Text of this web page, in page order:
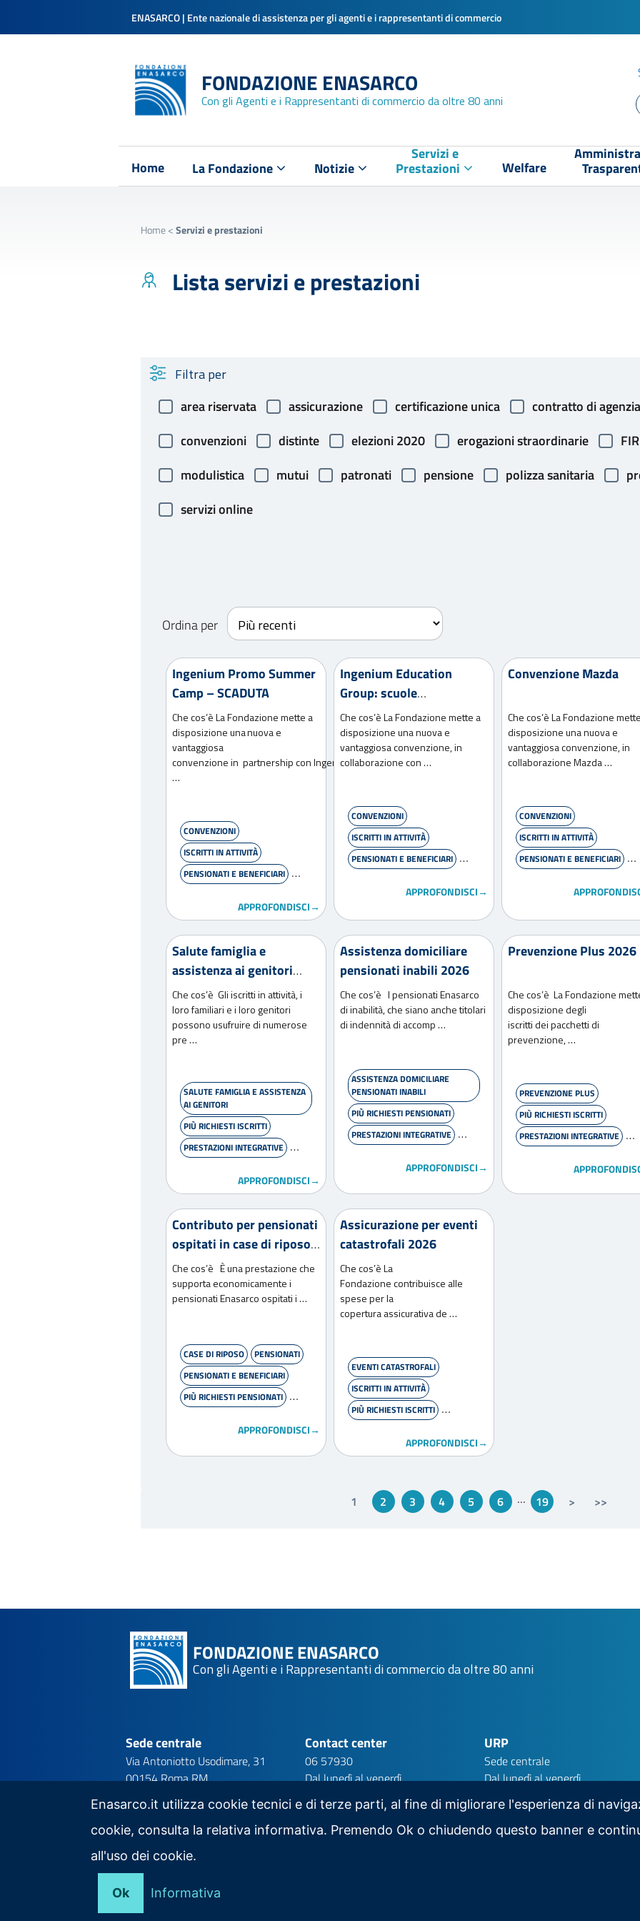
ENASARCO | Ente nazionale di assistenza per gli agenti e i rappresentanti di commercio
FONDAZIONE ENASARCO
Con gli Agenti e i Rappresentanti di commercio da oltre 80 anni
Home La Fondazione Notizie
Servizi e
Prestazioni Welfare
Home<Servizi e prestazioni
Lista servizi e prestazioni
Filtra per
area riservata
assicurazione certificazione unica contratto di agenzia
convenzioni
distinte elezioni 2020 erogazioni straordinarie
modulistica
mutui patronati pensione polizza sanitaria
servizi online
Ordina per
Ingenium Promo Summer
Camp – SCADUTA
Che cos’è La Fondazione mette a
disposizione una nuova e
vantaggiosa
convenzione in partnership con Ingenium
…
CONVENZIONI
ISCRITTI IN ATTIVITÀ
PENSIONATI E BENEFICIARI
WELFARE
APPROFONDISCI→
Ingenium Education
Group: scuole
internazionali a Roma e
Ferrara
Che cos’è La Fondazione mette a
disposizione una nuova e
vantaggiosa convenzione, in
collaborazione con …
CONVENZIONI
ISCRITTI IN ATTIVITÀ
PENSIONATI E BENEFICIARI
APPROFONDISCI→
Convenzione Mazda
Che cos’è La Fondazione
disposizione una nuova e
vantaggiosa convenzione, in
collaborazione Mazda …
CONVENZIONI
ISCRITTI IN ATTIVITÀ
PENSIONATI E BENEFICIARI
Salute famiglia e
assistenza ai genitori
2026
Che cos’è Gli iscritti in attività, i
loro familiari e i loro genitori
possono usufruire di numerose
pre …
SALUTE FAMIGLIA E ASSISTENZA
AI GENITORI
PIÙ RICHIESTI ISCRITTI
PRESTAZIONI INTEGRATIVE
APPROFONDISCI→
Assistenza domiciliare
pensionati inabili 2026
Che cos’è I pensionati Enasarco
di inabilità, che siano anche titolari
di indennità di accomp …
ASSISTENZA DOMICILIARE
PENSIONATI INABILI
PIÙ RICHIESTI PENSIONATI
PRESTAZIONI INTEGRATIVE
APPROFONDISCI→
Prevenzione Plus 2026
Che cos’è La Fondazione
disposizione degli
iscritti dei pacchetti di
prevenzione, …
PREVENZIONE PLUS
PIÙ RICHIESTI ISCRITTI
PRESTAZIONI INTEGRATIVE
Contributo per pensionati
ospitati in case di riposo
2026
Che cos’è È una prestazione che
supporta economicamente i
pensionati Enasarco ospitati i …
CASE DI RIPOSO
PENSIONATI
PENSIONATI E BENEFICIARI
PIÙ RICHIESTI PENSIONATI
WELFARE
APPROFONDISCI→
Assicurazione per eventi
catastrofali 2026
Che cos’è La
Fondazione contribuisce alle
spese per la
copertura assicurativa de …
EVENTI CATASTROFALI
ISCRITTI IN ATTIVITÀ
PIÙ RICHIESTI ISCRITTI
APPROFONDISCI→
1 2 3 4 5 6 ... 19 > >>
FONDAZIONE ENASARCO
Con gli Agenti e i Rappresentanti di commercio da oltre 80 anni
Sede centrale
Via Antoniotto Usodimare, 31
00154 Roma RM
Contact center
06 57930
Dal lunedì al venerdì
08:30 - 19:00
URP
Sede centrale
Dal lunedì al venerdì
9:30 - 12:30
Seguici su
Enasarco.it utilizza cookie tecnici e di terze parti, al fine di migliorare l'esperienza di
cookie, consulta la relativa informativa. Premendo Ok o chiudendo questo banner e
all'uso dei cookie.
Ok Informativa